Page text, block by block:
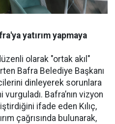
yatırım yapmaya
olarak "ortak akıl"
Bafra Belediye Başkanı
dinleyerek sorunlara
Bafra’nın vizyon
ifade eden Kılıç,
çağrısında bulunarak,